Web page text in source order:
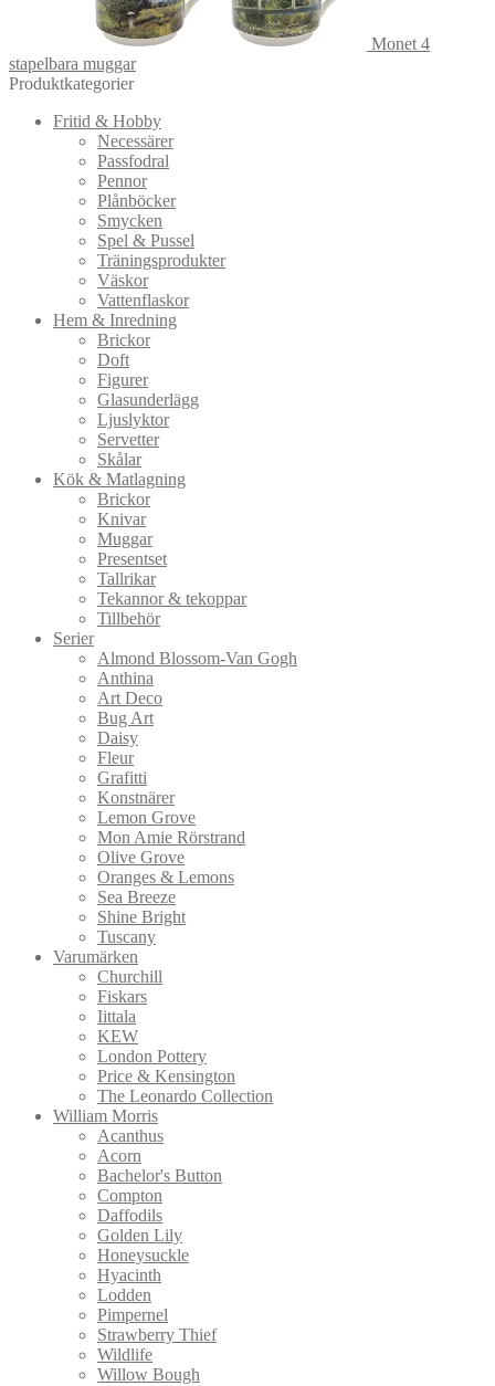
Monet 4
stapelbara muggar
Produktkategorier
Fritid & Hobby
Necessärer
Passfodral
Pennor
Plånböcker
Smycken
Spel & Pussel
Träningsprodukter
Väskor
Vattenflaskor
Hem & Inredning
Brickor
Doft
Figurer
Glasunderlägg
Ljuslyktor
Servetter
Skålar
Kök & Matlagning
Brickor
Knivar
Muggar
Presentset
Tallrikar
Tekannor & tekoppar
Tillbehör
Serier
Almond Blossom-Van Gogh
Anthina
Art Deco
Bug Art
Daisy
Fleur
Grafitti
Konstnärer
Lemon Grove
Mon Amie Rörstrand
Olive Grove
Oranges & Lemons
Sea Breeze
Shine Bright
Tuscany
Varumärken
Churchill
Fiskars
Iittala
KEW
London Pottery
Price & Kensington
The Leonardo Collection
William Morris
Acanthus
Acorn
Bachelor's Button
Compton
Daffodils
Golden Lily
Honeysuckle
Hyacinth
Lodden
Pimpernel
Strawberry Thief
Wildlife
Willow Bough